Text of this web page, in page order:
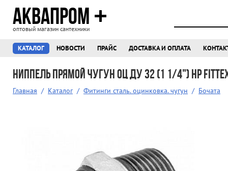
АКВАПРОМ
оптовый магазин сантехники
КАТАЛОГ НОВОСТИ ПРАЙС ДОСТАВКА И ОПЛАТА
Ниппель прямой чугун оц Ду 32 (1 1/4") НР Fittex
Главная / Каталог / Фитинги сталь. оцинковка. чугун / Бочата